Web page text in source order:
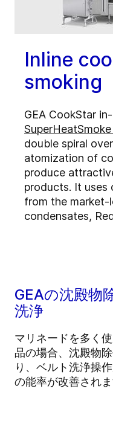
Inline
smoking
GEA CookStar
double spiral
atomization of
produce
products. It uses
from the market-
condensates,
GEAの沈殿物
洗浄
マリネードを多く
品の場合、沈殿物
り、ベルト洗浄操
の能率が改善されま